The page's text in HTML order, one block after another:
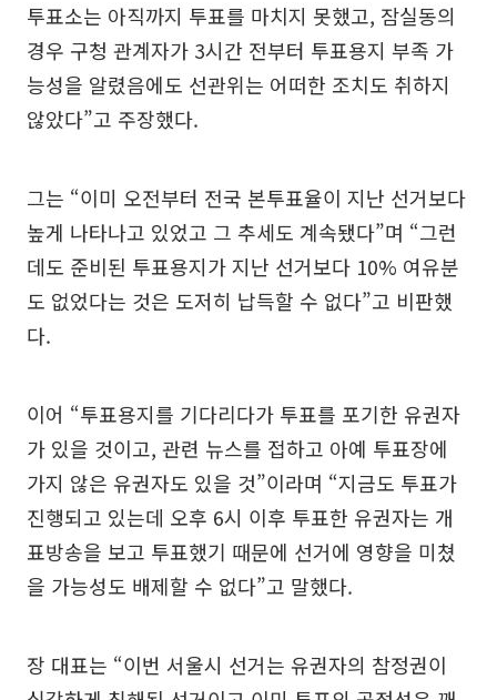
투표소는 아직까지 투표를 마치지 못했고, 잠실동의
경우 구청 관계자가 3시간 전부터 투표용지 부족 가
능성을 알렸음에도 선관위는 어떠한 조치도 취하지
않았다”고 주장했다.
그는 “이미 오전부터 전국 본투표율이 지난 선거보다
높게 나타나고 있었고 그 추세도 계속됐다”며 “그런
데도 준비된 투표용지가 지난 선거보다 10% 여유분
도 없었다는 것은 도저히 납득할 수 없다”고 비판했
다.
이어 “투표용지를 기다리다가 투표를 포기한 유권자
가 있을 것이고, 관련 뉴스를 접하고 아예 투표장에
가지 않은 유권자도 있을 것”이라며 “지금도 투표가
진행되고 있는데 오후 6시 이후 투표한 유권자는 개
표방송을 보고 투표했기 때문에 선거에 영향을 미쳤
을 가능성도 배제할 수 없다”고 말했다.
장 대표는 “이번 서울시 선거는 유권자의 참정권이